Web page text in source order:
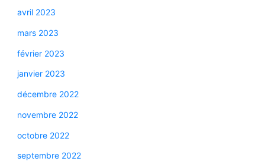
avril 2023
mars 2023
février 2023
janvier 2023
décembre 2022
novembre 2022
octobre 2022
septembre 2022